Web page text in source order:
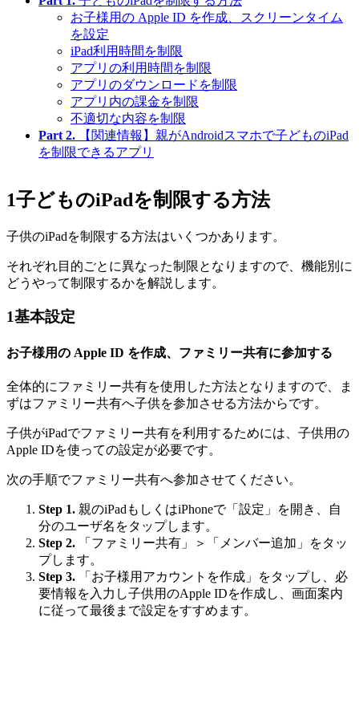
お子様用の Apple ID を作成、スクリーンタイム
を設定
iPad利用時間を制限
アプリの利用時間を制限
アプリのダウンロードを制限
アプリ内の課金を制限
不適切な内容を制限
Part 2.
【関連情報】親がAndroidスマホで子どものiPad
を制限できるアプリ
1子どものiPadを制限する方法
子供のiPadを制限する方法はいくつかあります。
それぞれ目的ごとに異なった制限となりますので、機能別に
どうやって制限するかを解説します。
1基本設定
お子様用の Apple ID を作成、ファミリー共有に参加する
全体的にファミリー共有を使用した方法となりますので、ま
ずはファミリー共有へ子供を参加させる方法からです。
子供がiPadでファミリー共有を利用するためには、子供用の
Apple IDを使っての設定が必要です。
次の手順でファミリー共有へ参加させてください。
Step 1. 親のiPadもしくはiPhoneで「設定」を開き、自
分のユーザ名をタップします。
Step 2.
「ファミリー共有」＞「メンバー追加」をタッ
プします。
Step 3.
「お子様用アカウントを作成」をタップし、必
要情報を入力し子供用のApple IDを作成し、画面案内
に従って最後まで設定をすすめます。